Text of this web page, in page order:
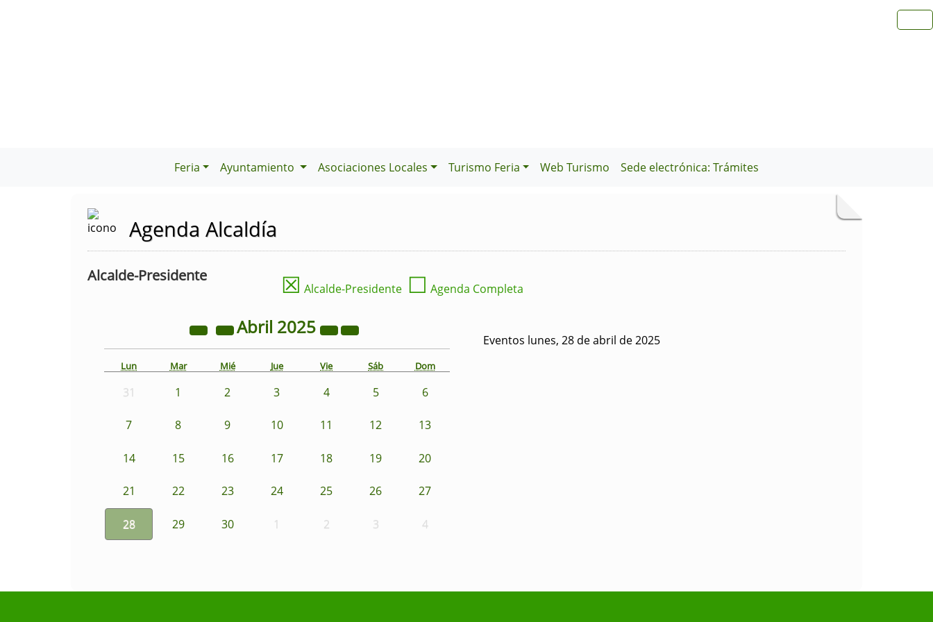
Feria Ayuntamiento Asociaciones Locales Turismo Feria Web Turismo Sede electrónica: Trámites
Agenda Alcaldía
Alcalde-Presidente ☒ Alcalde-Presidente ☐ Agenda Completa
Abril 2025
Lun Mar Mié Jue Vie Sáb Dom
31 1 2 3 4 5 6
7 8 9 10 11 12 13
14 15 16 17 18 19 20
21 22 23 24 25 26 27
28 29 30 1 2 3 4
Eventos lunes, 28 de abril de 2025